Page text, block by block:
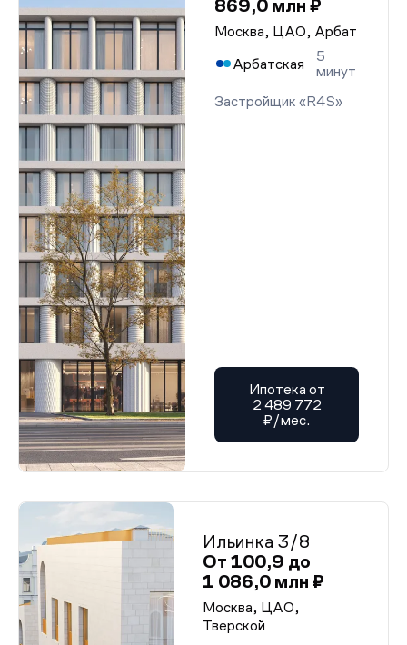
869,0 млн ₽
Москва, ЦАО, Арбат
Арбатская
5
минут
Застройщик «R4S»
Ипотека от
2 489 772
₽/мес.
Ильинка 3/8
От 100,9 до
1 086,0 млн ₽
Москва, ЦАО,
Тверской